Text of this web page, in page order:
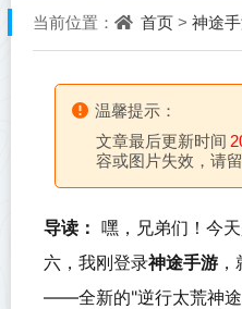
当前位置： 首页 > 神途
温馨提示：
文章最后更新时间
容或图片失效，请
导读： 嘿，兄弟们！今
六，我刚登录神途手游
——全新的"逆行太荒神途